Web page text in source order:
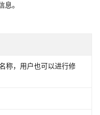
息。
称，用户也可以进行修